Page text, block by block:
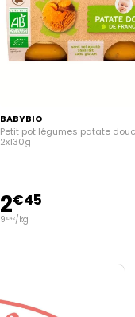
BABYBIO
Petit pot légumes patate
2x130g
2€45
9€42/kg